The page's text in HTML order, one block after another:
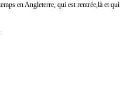
en Angleterre, qui est rentrée,là et